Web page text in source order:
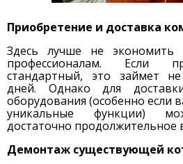
Приобретение и доставка
Здесь лучше не экономить
профессионалам. Если
стандартный, это займет
дней. Однако для
оборудования (особенно если
уникальные функции)
достаточно продолжительное
Демонтаж существующей